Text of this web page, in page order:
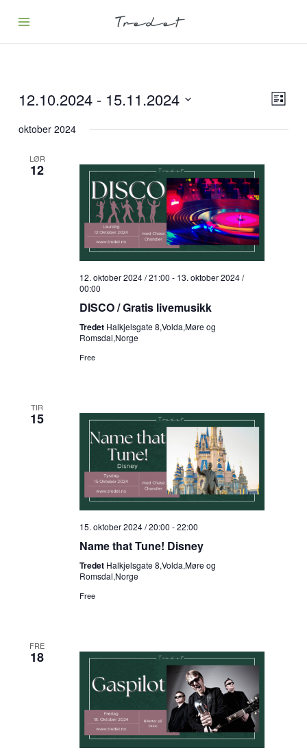
Velg
Liste
12.10.2024 - 15.11.2024
dato.
oktober 2024
LØR
12
12. oktober 2024 / 21:00 - 13. oktober 2024 /
00:00
DISCO / Gratis livemusikk
Tredet Halkjelsgate 8,Volda,Møre og
Romsdal,Norge
Free
TIR
15
15. oktober 2024 / 20:00 -22:00
Name that Tune! Disney
Tredet Halkjelsgate 8,Volda,Møre og
Romsdal,Norge
Free
FRE
18